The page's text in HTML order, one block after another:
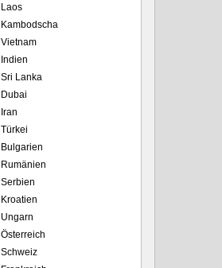
Laos
Kambodscha
Vietnam
Indien
Sri Lanka
Dubai
Iran
Türkei
Bulgarien
Rumänien
Serbien
Kroatien
Ungarn
Österreich
Schweiz